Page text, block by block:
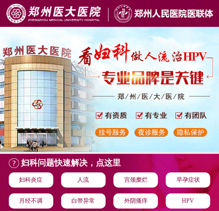
妇科问题快速解决，点这里
妇科炎症 人流 宫颈糜烂 早孕症状
月经不调 白带异常 外阴瘙痒 HPV